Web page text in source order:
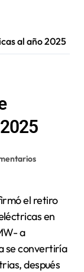
al año 2025
en
a
se convertiría
después